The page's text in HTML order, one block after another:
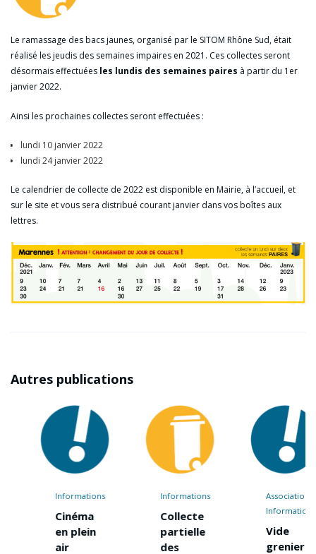
Le ramassage des bacs jaunes, organisé par le SITOM Rhône Sud, était
réalisé les jeudis des semaines impaires en 2021. Ces collectes seront
désormais effectuées les lundis des semaines paires à partir du 1er
janvier 2022.
Ainsi les prochaines collectes seront effectuées :
lundi 10 janvier 2022
lundi 24 janvier 2022
Le calendrier de collecte de 2022 est disponible en Mairie, à l’accueil, et
sur le site et vous sera distribué courant janvier dans vos boîtes aux
lettres.
Autres publications
Informations
Cinéma
en plein
Informations
Collecte
partielle
Associations
Informations
grenier